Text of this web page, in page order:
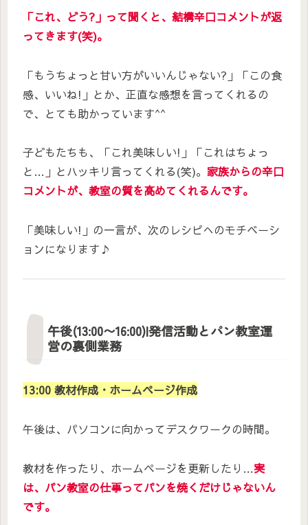
「これ、どう?」って聞くと、結構辛口コメントが返
ってきます(笑)。
「もうちょっと甘い方がいいんじゃない?」「この食
感、いいね!」とか、正直な感想を言ってくれるの
で、とても助かっています^^
子どもたちも、「これ美味しい!」「これはちょっ
と…」とハッキリ言ってくれる(笑)。 家族からの辛口
コメントが、教室の質を高めてくれるんです。
「美味しい!」の一言が、次のレシピへのモチベーシ
ョンになります♪
午後(13:00〜16:00)|発信活動とパン教室運
営の裏側業務
13:00 教材作成・ホームページ作成
午後は、パソコンに向かってデスクワークの時間。
教材を作ったり、ホームページを更新したり…実
は、パン教室の仕事ってパンを焼くだけじゃないん
です。